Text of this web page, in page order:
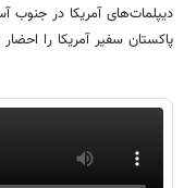
دیپلمات‌های آمریکا در
پاکستان سفیر آمریکا را احضار